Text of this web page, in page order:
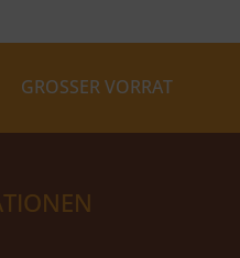
GROSSER VORRAT